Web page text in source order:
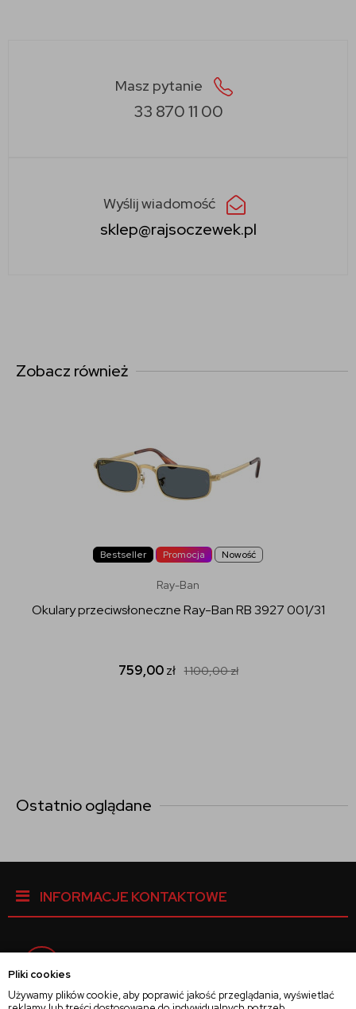
Pliki cookies
Używamy plików cookie, aby poprawić jakość przeglądania, wyświetlać
Masz pytanie
33 870 11 00
Wyślij wiadomość
sklep@rajsoczewek.pl
Zobacz również
Bestseller Promocja Nowość
Ray-Ban
Okulary przeciwsłoneczne Ray-Ban RB 3927 001/31
759,00zł 1 100,00zł
Ostatnio oglądane
INFORMACJE KONTAKTOWE